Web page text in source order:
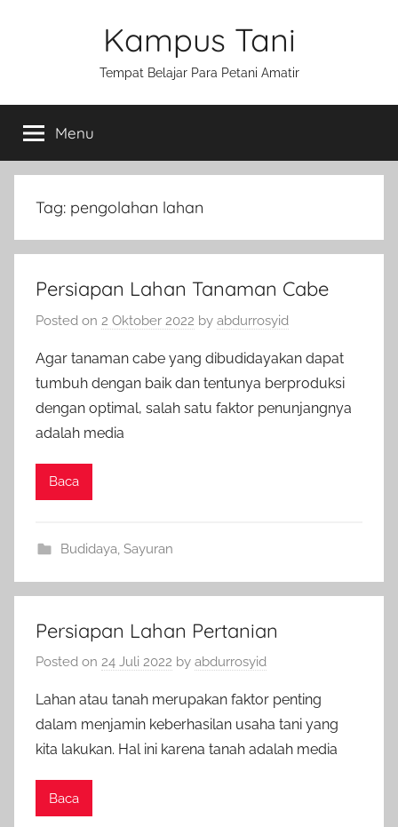
Kampus Tani
Tempat Belajar Para Petani Amatir
Menu
Tag: pengolahan lahan
Persiapan Lahan Tanaman Cabe
Posted on 2 Oktober 2022 by abdurrosyid
Agar tanaman cabe yang dibudidayakan dapat
tumbuh dengan baik dan tentunya berproduksi
dengan optimal, salah satu faktor penunjangnya
adalah media
Baca
Budidaya Sayuran
Persiapan Lahan Pertanian
Posted on 24 Juli 2022 by abdurrosyid
Lahan atau tanah merupakan faktor penting
dalam menjamin keberhasilan usaha tani yang
kita lakukan. Hal ini karena tanah adalah media
Baca